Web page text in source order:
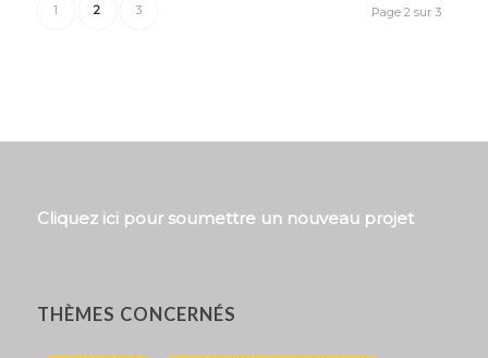
Page 2 sur 3
1 2 3
Cliquez ici pour soumettre un nouveau projet
THÈMES CONCERNÉS